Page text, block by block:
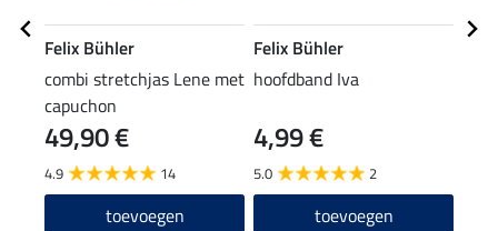
Felix Bühler
combi stretchjas Lene met
capuchon
49,90 €
4.9 14
toevoegen
Felix Bühler
hoofdband Iva
4,99 €
5.0 2
toevoegen